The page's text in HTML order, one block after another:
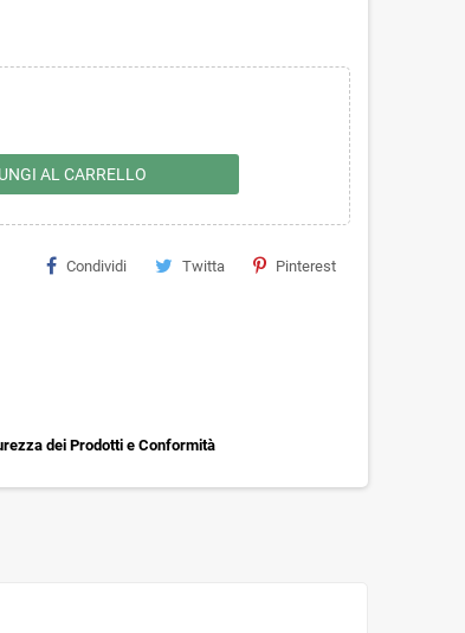
AL CARRELLO
Condividi Twitta Pinterest
dei Prodotti e Conformità